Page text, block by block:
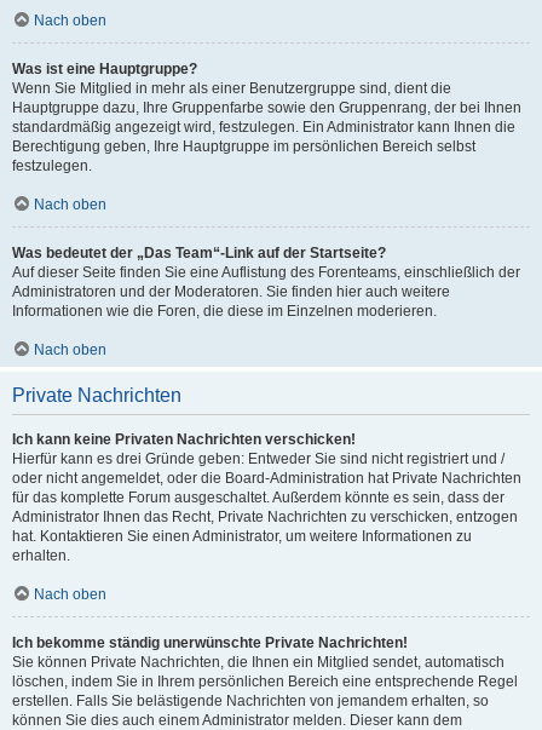
Nach oben
Was ist eine Hauptgruppe?
Wenn Sie Mitglied in mehr als einer Benutzergruppe sind, dient die
Hauptgruppe dazu, Ihre Gruppenfarbe sowie den Gruppenrang, der bei Ihnen
standardmäßig angezeigt wird, festzulegen. Ein Administrator kann Ihnen die
Berechtigung geben, Ihre Hauptgruppe im persönlichen Bereich selbst
festzulegen.
Nach oben
Was bedeutet der „Das Team“-Link auf der Startseite?
Auf dieser Seite finden Sie eine Auflistung des Forenteams, einschließlich der
Administratoren und der Moderatoren. Sie finden hier auch weitere
Informationen wie die Foren, die diese im Einzelnen moderieren.
Nach oben
Private Nachrichten
Ich kann keine Privaten Nachrichten verschicken!
Hierfür kann es drei Gründe geben: Entweder Sie sind nicht registriert und /
oder nicht angemeldet, oder die Board-Administration hat Private Nachrichten
für das komplette Forum ausgeschaltet. Außerdem könnte es sein, dass der
Administrator Ihnen das Recht, Private Nachrichten zu verschicken, entzogen
hat. Kontaktieren Sie einen Administrator, um weitere Informationen zu
erhalten.
Nach oben
Ich bekomme ständig unerwünschte Private Nachrichten!
Sie können Private Nachrichten, die Ihnen ein Mitglied sendet, automatisch
löschen, indem Sie in Ihrem persönlichen Bereich eine entsprechende Regel
erstellen. Falls Sie belästigende Nachrichten von jemandem erhalten, so
können Sie dies auch einem Administrator melden. Dieser kann dem